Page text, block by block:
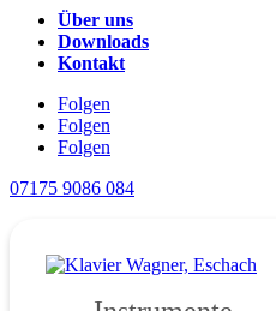
Über uns
Downloads
Kontakt
Folgen
Folgen
Folgen
07175 9086 084